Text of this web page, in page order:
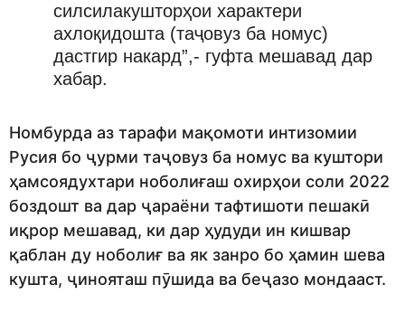
силсилакушторҳои характери
ахлоқидошта (таҷовуз ба номус)
дастгир накард”,- гуфта мешавад дар
хабар.
Номбурда аз тарафи мақомоти интизомии
Русия бо ҷурми таҷовуз ба номус ва куштори
ҳамсоядухтари ноболиғаш охирҳои соли 2022
боздошт ва дар ҷараёни тафтишоти пешакӣ
иқрор мешавад, ки дар ҳудуди ин кишвар
қаблан ду ноболиғ ва як занро бо ҳамин шева
кушта, ҷинояташ пӯшида ва беҷазо мондааст.